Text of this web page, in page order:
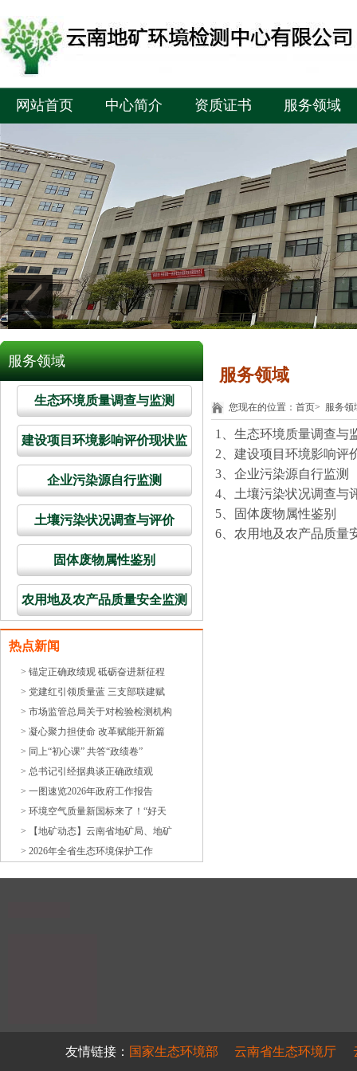
网站首页 中心简介 资质证书 服务领域
服务领域
生态环境质量调查与监测
建设项目环境影响评价现状监
测
企业污染源自行监测
土壤污染状况调查与评价
固体废物属性鉴别
农用地及农产品质量安全监测
热点新闻
> 锚定正确政绩观 砥砺奋进新征程
> 党建红引领质量蓝 三支部联建赋
> 市场监管总局关于对检验检测机构
> 凝心聚力担使命 改革赋能开新篇
> 同上“初心课” 共答“政绩卷”
> 总书记引经据典谈正确政绩观
> 一图速览2026年政府工作报告
> 环境空气质量新国标来了！“好天
> 【地矿动态】云南省地矿局、地矿
> 2026年全省生态环境保护工作
服务领域
您现在的位置： 首页> 服务领
1、生态环境质量调查与
2、建设项目环境影响评
3、企业污染源自行监测
4、土壤污染状况调查与
5、固体废物属性鉴别
6、农用地及农产品质量
友情链接： 国家生态环境部 云南省生态环境厅